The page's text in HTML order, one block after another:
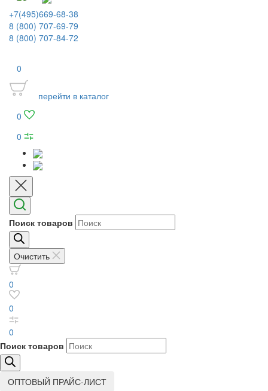
+7(495)669-68-38
8 (800) 707-69-79
8 (800) 707-84-72
0
перейти в каталог
0
0
Поиск товаров
Очистить
0
0
0
Поиск товаров
ОПТОВЫЙ ПРАЙС-ЛИСТ